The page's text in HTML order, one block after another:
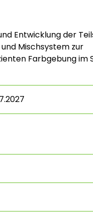
Entwicklung der
Mischsystem zur
Farbgebung im